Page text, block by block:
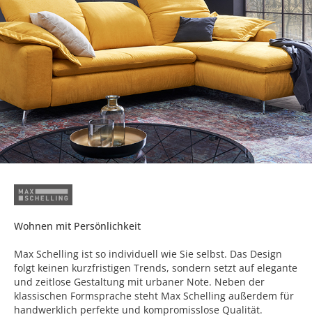
Wohnen mit Persönlichkeit
Max Schelling ist so individuell wie Sie selbst. Das Design
folgt keinen kurzfristigen Trends, sondern setzt auf elegante
und zeitlose Gestaltung mit urbaner Note. Neben der
klassischen Formsprache steht Max Schelling außerdem für
handwerklich perfekte und kompromisslose Qualität.